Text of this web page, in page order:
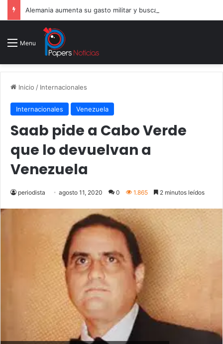
Menu
Inicio / Internacionales
Internacionales Venezuela
Saab pide a Cabo Verde
que lo devuelvan a
Venezuela
periodista agosto 11, 2020 0 1.865 2 minutos leídos